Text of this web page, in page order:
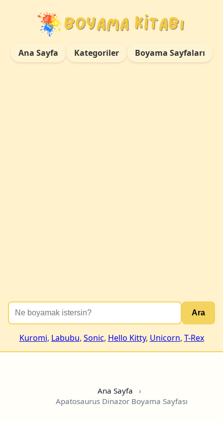
Ana Sayfa Kategoriler Boyama Sayfaları
Ara
Kuromi, Labubu, Sonic, Hello Kitty, Unicorn, T-Rex
Ana Sayfa
›
Apatosaurus Dinazor Boyama Sayfası